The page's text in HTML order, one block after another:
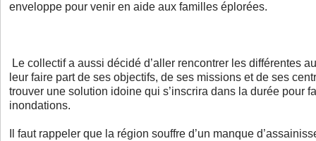
enveloppe pour venir en aide aux familles éplorées.
Le collectif a aussi décidé d’aller rencontrer les différentes
leur faire part de ses objectifs, de ses missions et de ses
trouver une solution idoine qui s’inscrira dans la durée pour
inondations.
Il faut rappeler que la région souffre d’un manque